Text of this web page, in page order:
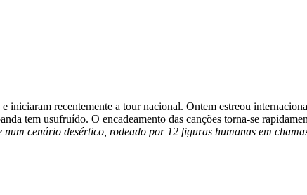
recentemente a tour nacional. Ontem estreou
tem usufruído. O encadeamento das canções torna-se
cenário desértico, rodeado por 12 figuras humanas em